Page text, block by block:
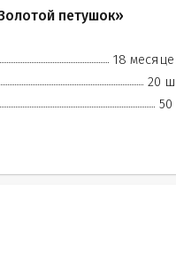
петушок»
18
20
50